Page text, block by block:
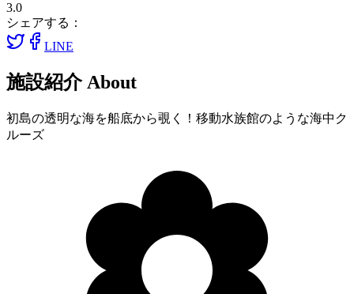
3.0
シェアする：
LINE
施設紹介 About
初島の透明な海を船底から覗く！移動水族館のような海中ク
ルーズ